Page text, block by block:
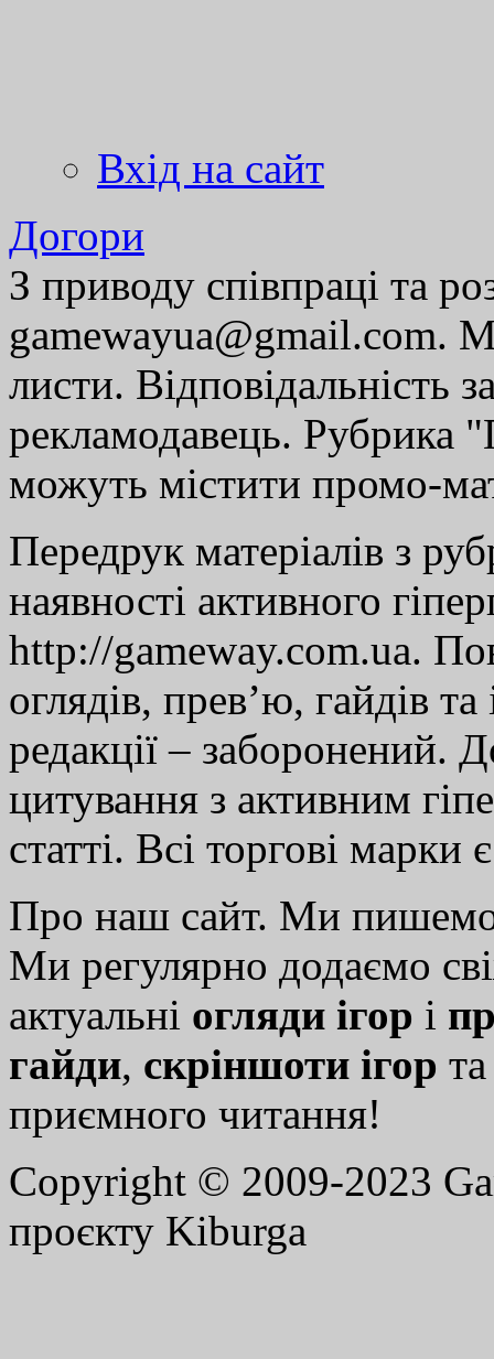
Вхід на сайт
Догори
З приводу співпраці та
gamewayua@gmail.com.
листи. Відповідальність
рекламодавець. Рубрика
можуть містити промо-
Передрук матеріалів з
наявності активного
http://gameway.com.ua.
оглядів, прев’ю, гайдів
редакції – заборонений.
цитування з активним
статті. Всі торгові марки
Про наш сайт. Ми
Ми регулярно додаємо
актуальні огляди ігор і
гайди, скріншоти ігор
приємного читання!
Copyright © 2009-2023
проєкту Kiburga